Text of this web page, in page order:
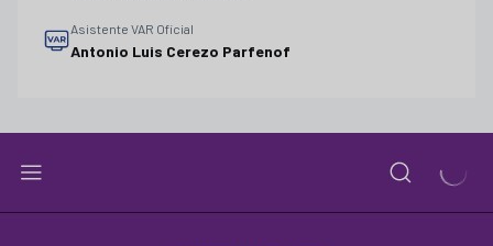
Asistente VAR Oficial
Antonio Luis Cerezo Parfenof